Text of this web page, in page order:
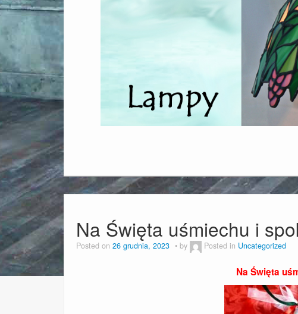
Na Święta uśmiechu i
Posted on 26 grudnia, 2023 by Posted in Uncategorized
Na Święta